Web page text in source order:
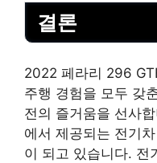
결론
2022 페라리 296
주행 경험을 모두 갖
전의 즐거움을 선사
에서 제공되는 전기
이 되고 있습니다. 전